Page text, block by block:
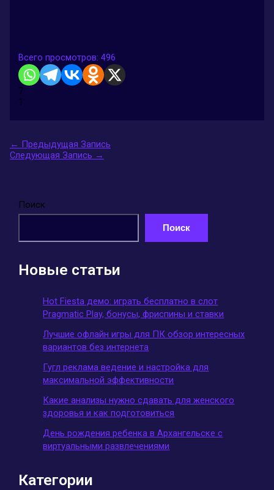
Всего просмотров: 496
7
1
← Предыдущая Запись
Следующая Запись →
Поиск
Поиск
Новые статьи
Hot Fiesta демо: играть бесплатно в слот
Pragmatic Play, бонусы, фриспины и ставки
Лучшие офлайн игры для ПК обзор интересных
вариантов без интернета
Гугл реклама ведение и настройка для
максимальной эффективности
Какие анализы нужно сдавать для женского
здоровья и как подготовиться
День рождения ребенка в Архангельске с
виртуальными развлечениями
Категории